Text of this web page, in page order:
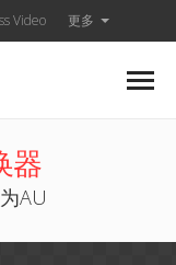
Video 更多
器
AU